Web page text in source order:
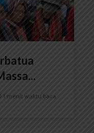
1 menit waktu baca